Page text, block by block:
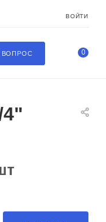
ВОЙТИ
ВОПРОС 0